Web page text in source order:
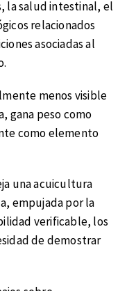
la salud intestinal, el
relacionados
asociadas al
menos visible
gana peso como
como elemento
una acuicultura
empujada por la
verificable, los
de demostrar